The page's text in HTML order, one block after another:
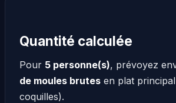
Quantité calculée
Pour 5 personne(s), prévoyez
de moules brutes en plat
coquilles).